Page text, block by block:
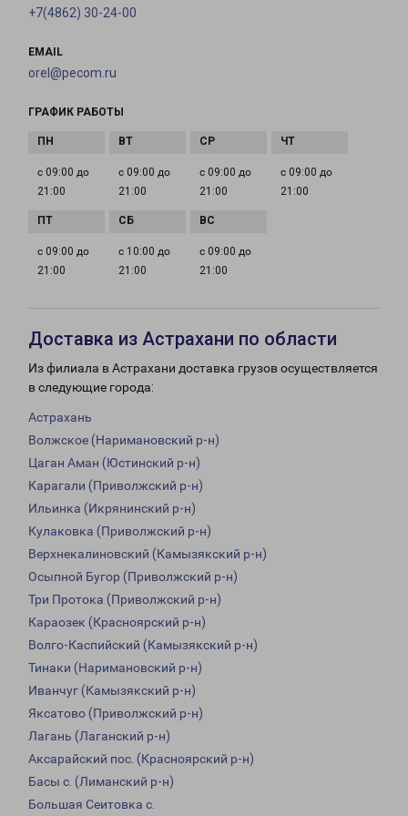
+7(4862) 30-24-00
EMAIL
orel@pecom.ru
ГРАФИК РАБОТЫ
с 09:00 до
21:00
с 09:00 до
21:00
с 09:00 до
21:00
с 09:00 до
21:00
с 09:00 до
21:00
с 10:00 до
21:00
с 09:00 до
21:00
Доставка из Астрахани по области
Из филиала в Астрахани доставка грузов осуществляется
в следующие города:
Астрахань
Волжское (Наримановский р-н)
Цаган Аман (Юстинский р-н)
Карагали (Приволжский р-н)
Ильинка (Икрянинский р-н)
Кулаковка (Приволжский р-н)
Верхнекалиновский (Камызякский р-н)
Осыпной Бугор (Приволжский р-н)
Три Протока (Приволжский р-н)
Караозек (Красноярский р-н)
Волго-Каспийский (Камызякский р-н)
Тинаки (Наримановский р-н)
Иванчуг (Камызякский р-н)
Яксатово (Приволжский р-н)
Лагань (Лаганский р-н)
Аксарайский пос. (Красноярский р-н)
Басы с. (Лиманский р-н)
Большая Сеитовка с.